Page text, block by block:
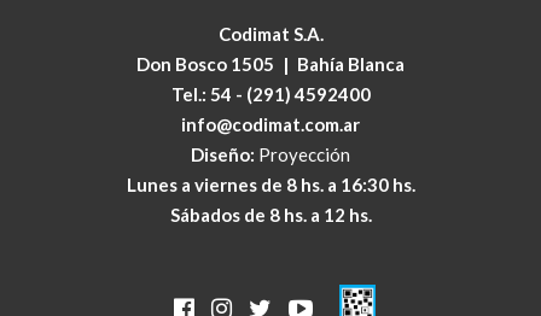
Codimat S.A.
Don Bosco 1505 | Bahía Blanca
Tel.: 54 - (291) 4592400
info@codimat.com.ar
Diseño: Proyección
Lunes a viernes de 8 hs. a 16:30 hs.
Sábados de 8 hs. a 12 hs.